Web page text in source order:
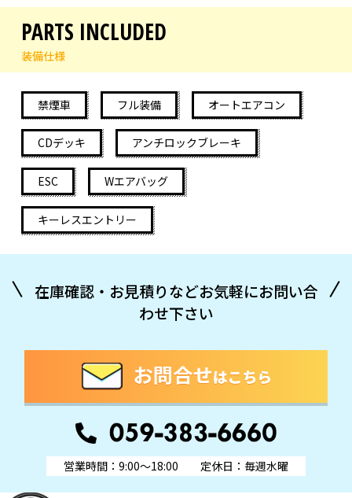
PARTS INCLUDED
装備仕様
禁煙車 フル装備 オートエアコン
CDデッキ アンチロックブレーキ
ESC Wエアバッグ
キーレスエントリー
在庫確認・お見積りなどお気軽にお問い合
わせ下さい
営業時間：9:00～18:00 定休日：毎週水曜